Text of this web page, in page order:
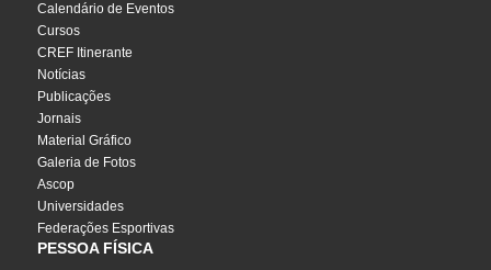
Calendário de Eventos
Cursos
CREF Itinerante
Notícias
Publicações
Jornais
Material Gráfico
Galeria de Fotos
Ascop
Universidades
Federações Esportivas
PESSOA FÍSICA